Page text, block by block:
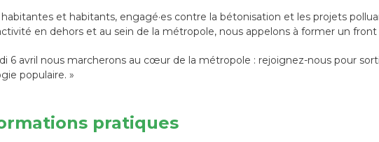
habitantes et habitants, engagé·es contre la bétonisation et les projets
en dehors et au sein de la métropole, nous appelons à former un
6 avril nous marcherons au cœur de la métropole : rejoignez-nous pour
populaire. »
pratiques